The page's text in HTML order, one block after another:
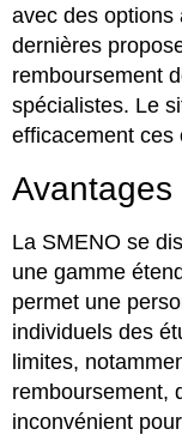
avec des options
dernières
remboursement
spécialistes. Le
efficacement ces
La SMENO se
une gamme
permet une
individuels des
limites,
remboursement,
inconvénient